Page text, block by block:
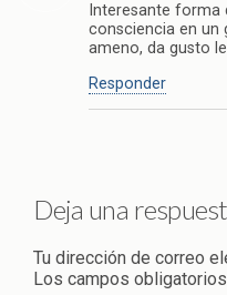
Interesante forma
consciencia en un
ameno, da gusto
Responder
Deja una
Tu dirección de correo
Los campos